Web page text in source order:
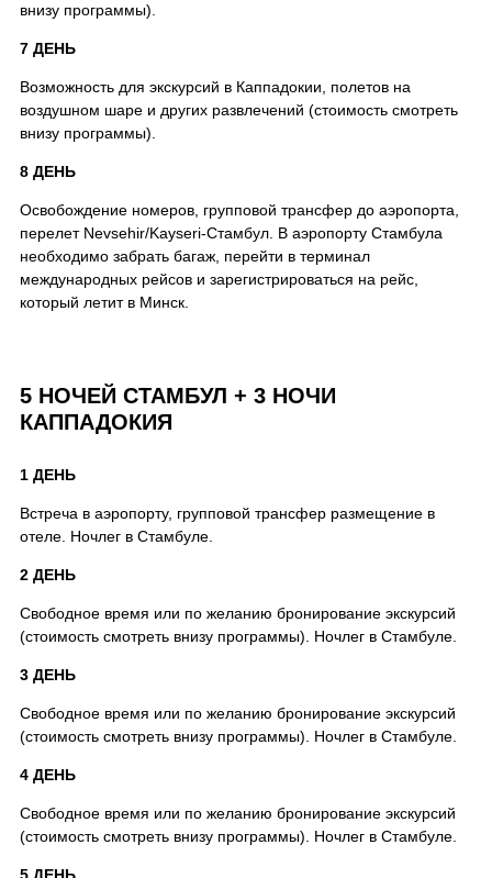
внизу программы).
7 ДЕНЬ
Возможность для экскурсий в Каппадокии, полетов на
воздушном шаре и других развлечений (стоимость смотреть
внизу программы).
8 ДЕНЬ
Освобождение номеров, групповой трансфер до аэропорта,
перелет Nevsehir/Kayseri-Стамбул. В аэропорту Стамбула
необходимо забрать багаж, перейти в терминал
международных рейсов и зарегистрироваться на рейс,
который летит в Минск.
5 НОЧЕЙ СТАМБУЛ + 3 НОЧИ
КАППАДОКИЯ
1 ДЕНЬ
Встреча в аэропорту, групповой трансфер размещение в
отеле. Ночлег в Стамбуле.
2 ДЕНЬ
Свободное время или по желанию бронирование экскурсий
(стоимость смотреть внизу программы). Ночлег в Стамбуле.
3 ДЕНЬ
Свободное время или по желанию бронирование экскурсий
(стоимость смотреть внизу программы). Ночлег в Стамбуле.
4 ДЕНЬ
Свободное время или по желанию бронирование экскурсий
(стоимость смотреть внизу программы). Ночлег в Стамбуле.